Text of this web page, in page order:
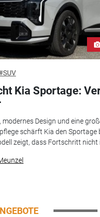
Kia Sportage:
Design und eine
schärft Kia den Sportage
zeigt, dass Fortschritt nicht